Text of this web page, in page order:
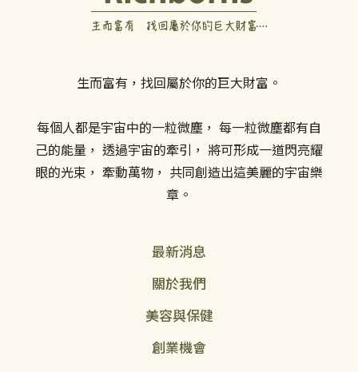
生而富有，找回屬於你的巨大財富。
每個人都是宇宙中的一粒微塵， 每一粒微塵都有自
己的能量， 透過宇宙的牽引， 將可形成一道閃亮耀
眼的光束， 牽動萬物， 共同創造出這美麗的宇宙樂
章。
最新消息
關於我們
美容與保健
創業機會